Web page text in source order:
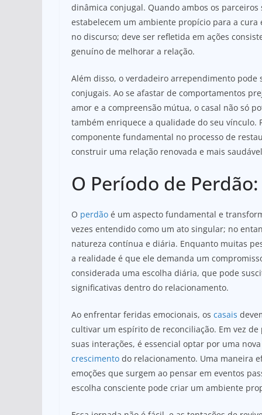
dinâmica conjugal. Quando ambos os
estabelecem um ambiente propício para a cura
no discurso; deve ser refletida em ações
genuíno de melhorar a relação.
Além disso, o verdadeiro arrependimento pode
conjugais. Ao se afastar de comportamentos
amor e a compreensão mútua, o casal não só
também enriquece a qualidade do seu vínculo.
componente fundamental no processo de
construir uma relação renovada e mais
O Período de
O perdão é um aspecto fundamental e
vezes entendido como um ato singular; no
natureza contínua e diária. Enquanto muitas
a realidade é que ele demanda um
considerada uma escolha diária, que pode
significativas dentro do relacionamento.
Ao enfrentar feridas emocionais, os casais
cultivar um espírito de reconciliação. Em vez
suas interações, é essencial optar por uma
crescimento do relacionamento. Uma maneira
emoções que surgem ao pensar em eventos
escolha consciente pode criar um ambiente